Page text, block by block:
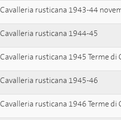
Cavalleria rusticana 1943-44
Cavalleria rusticana 1944-45
Cavalleria rusticana 1945 Terme di
Cavalleria rusticana 1945-46
Cavalleria rusticana 1946 Terme di